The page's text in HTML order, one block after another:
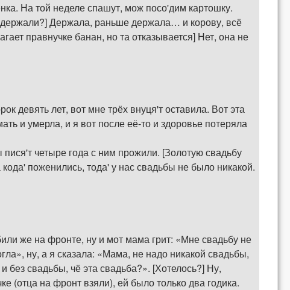
На той неделе спашут, мож посо'дим картошку.
Держала, раньше держала… и корову, всё
правнучке банан, но та отказывается] Нет, она не
девять лет, вот мне трёх внуця'т оставила. Вот эта
и умерла, и я вот после её-то и здоровье потеряла
четыре года с ним прожили. [Золотую свадьбу
поженились, тода' у нас свадьбы не было никакой.
же на фронте, ну и мот мама грит: «Мне свадьбу не
ну, а я сказала: «Мама, не надо никакой свадьбы,
без свадьбы, чё эта свадьба?». [Хотелось?] Ну,
(отца на фронт взяли), ей было только два годика.